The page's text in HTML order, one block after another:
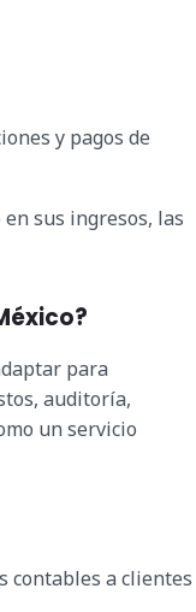
y pagos de
sus ingresos, las
para
auditoría,
un servicio
contables a clientes